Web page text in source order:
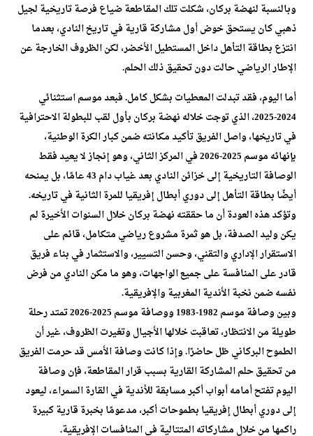
وبالنسبة لنهضة بركان، شكلت تلك المقاطعة ضياع فرصة تاريخية لجيل
ذهبي كان يستحق خوض أول مشاركة قارية في تاريخ النادي، بعدما
انتزع بطاقة التأهل داخل المستطيل الأخضر، لكن الظروف الخارجة عن
الإطار الرياضي حالت دون تحقيق ذلك الحلم.
أما اليوم، فقد تبدلت المعطيات بشكل كامل. فبعد موسم استثنائي
2024-2025، الذي توجت خلاله نهضة بركان بأول لقب للبطولة الاحترافية
في تاريخها، واصل الفريق تأكيد مكانته ضمن كبار الكرة الوطنية،
بإنهائه موسم 2025-2026 في المركز الثاني، وهو إنجاز لا يعيد فقط
الوصافة التاريخية إلى خزائن النادي بعد غياب دام 43 عامًا، بل يمنحه
أيضًا بطاقة التأهل إلى دوري أبطال إفريقيا للمرة الثانية في تاريخه.
وتؤكد هذه العودة أن ما حققته نهضة بركان خلال السنوات الأخيرة لم
يكن وليد الصدفة، بل هو ثمرة مشروع رياضي متكامل، قائم على
الاستقرار الإداري والتقني، وحسن التسيير، والاستثمار في بناء فريق
قادر على المنافسة على جميع الواجهات، وهو ما مكن النادي من فرض
نفسه ضمن نخبة الأندية المغربية والإفريقية.
وبين وصافة موسم 1982-1983 ووصافة موسم 2025-2026 تمتد رحلة
طويلة من الانتظار، تعاقبت خلالها الأجيال وتغيرت الظروف، غير أن
الطموح البركاني ظل حاضرًا. وإذا كانت وصافة الأمس قد حرمت الفريق
من تحقيق حلم المشاركة القارية بسبب قرار المقاطعة، فإن وصافة
اليوم تفتح أمامه أبواب أكبر مسابقة للأندية في القارة السمراء، ليعود
إلى دوري أبطال إفريقيا بطموحات أكبر، مدعومًا بخبرة قارية كبيرة
راكمها من خلال مشاركاته المتتالية في المنافسات الإفريقية.